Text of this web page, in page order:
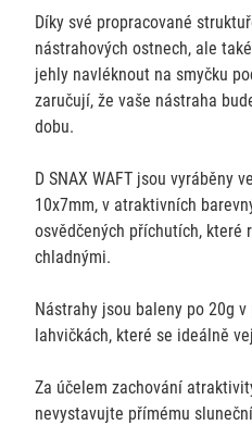
Díky své propracované
nástrahových ostnech, ale
jehly navléknout na smyčku
zaručují, že vaše nástraha
dobu.
D SNAX WAFT jsou vyráběny
10x7mm, v atraktivních
osvědčených příchutích, které
chladnými.
Nástrahy jsou baleny po 20g
lahvičkách, které se ideálně
Za účelem zachování
nevystavujte přímému